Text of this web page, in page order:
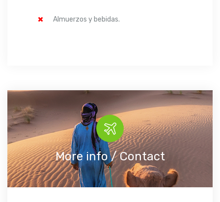
Almuerzos y bebidas.
More info / Contact